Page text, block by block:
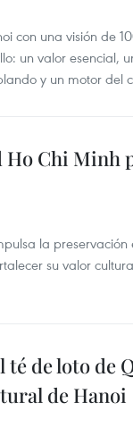
con una visión de
un valor esencial,
y un motor del
Ho Chi Minh
la
su valor
té de loto de
de Hanoi